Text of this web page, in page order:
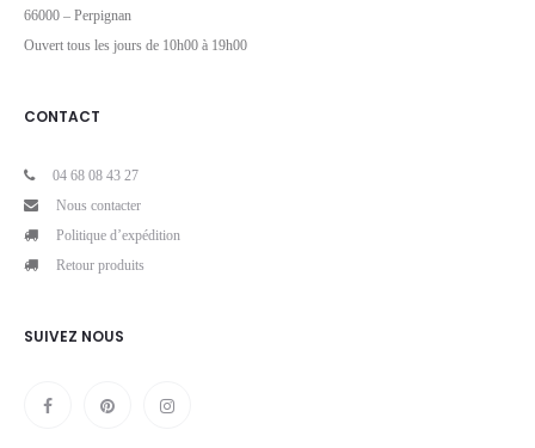
66000 – Perpignan
Ouvert tous les jours de 10h00 à 19h00
CONTACT
04 68 08 43 27
Nous contacter
Politique d’expédition
Retour produits
SUIVEZ NOUS